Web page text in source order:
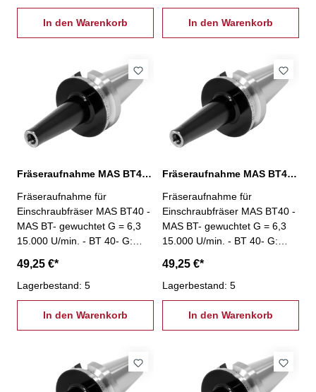
In den Warenkorb In den Warenkorb
Fräseraufnahme MAS BT40, M10 / L: 50 mm
Fräseraufnahme für
Einschraubfräser MAS BT40 -
MAS BT- gewuchtet G = 6,3
15.000 U/min. - BT 40- G:
49,25 €*
Lagerbestand: 5
In den Warenkorb
Fräseraufnahme MAS BT40, M10 / L: 75 mm
Fräseraufnahme für
Einschraubfräser MAS BT40 -
MAS BT- gewuchtet G = 6,3
15.000 U/min. - BT 40- G:
49,25 €*
Lagerbestand: 5
In den Warenkorb